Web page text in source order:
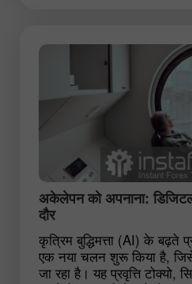
अकेलेपन को अपनाना:
दौर
कृत्रिम बुद्धिमत्ता (AI) के बढ़ते
एक नया चलन शुरू किया है,
जा रहा है। यह प्रवृत्ति